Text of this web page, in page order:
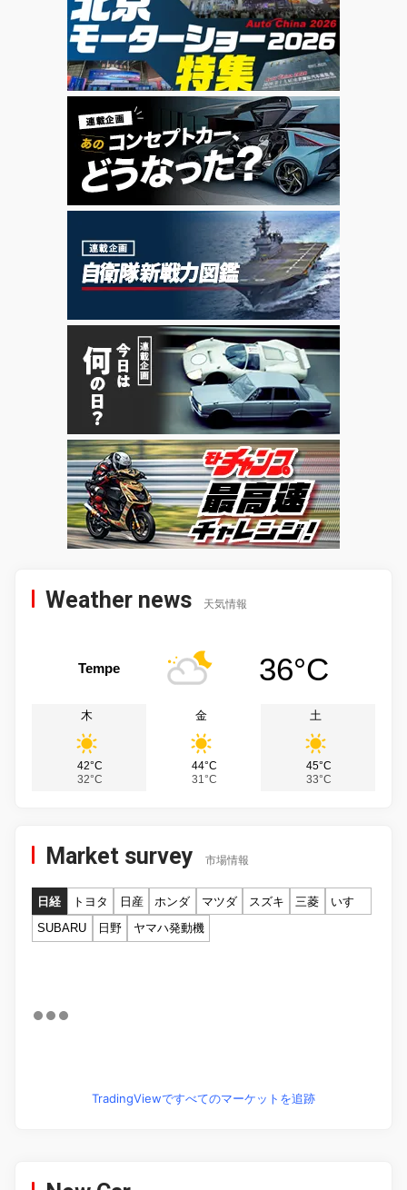
Weather news 天気情報
Tempe 36°C
木
42°C
32°C
金
44°C
31°C
土
45°C
33°C
Market survey 市場情報
日経 トヨタ 日産 ホンダ マツダ スズキ 三菱
いすゞ
SUBARU
日野 ヤマハ発動機
TradingViewですべてのマーケットを追跡